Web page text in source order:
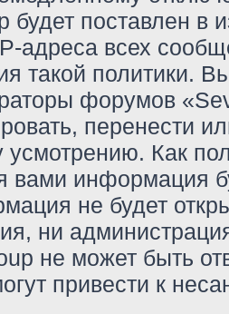
будет поставлен в
адреса всех
такой политики.
форумов
перенести
усмотрению. Как
вами информация
не будет
ни
не может быть
привести к